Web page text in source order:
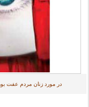
در مورد زنان مردم عفت